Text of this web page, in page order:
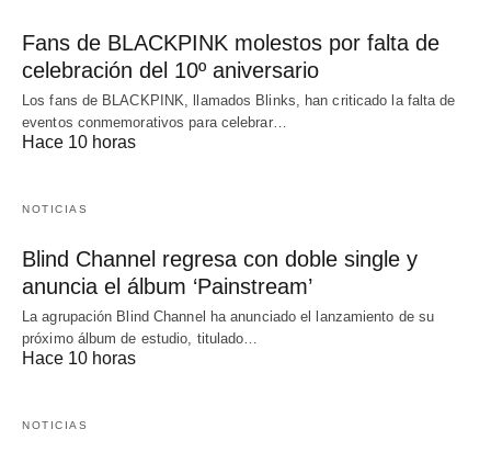
Fans de BLACKPINK molestos por falta de
celebración del 10º aniversario
Los fans de BLACKPINK, llamados Blinks, han criticado la falta de
eventos conmemorativos para celebrar…
Hace 10 horas
NOTICIAS
Blind Channel regresa con doble single y
anuncia el álbum ‘Painstream’
La agrupación Blind Channel ha anunciado el lanzamiento de su
próximo álbum de estudio, titulado…
Hace 10 horas
NOTICIAS